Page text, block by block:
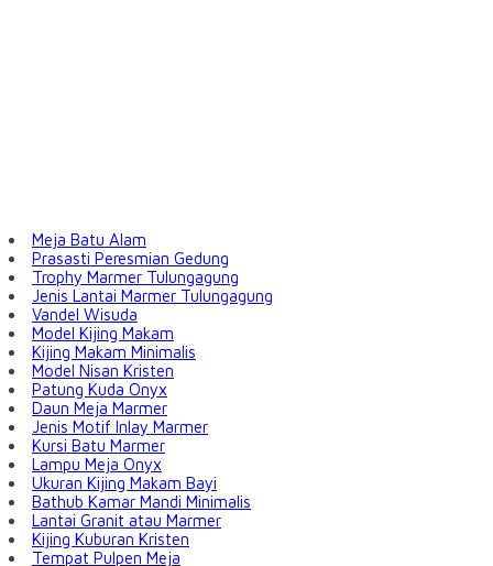
Meja Batu Alam
Prasasti Peresmian Gedung
Trophy Marmer Tulungagung
Jenis Lantai Marmer Tulungagung
Vandel Wisuda
Model Kijing Makam
Kijing Makam Minimalis
Model Nisan Kristen
Patung Kuda Onyx
Daun Meja Marmer
Jenis Motif Inlay Marmer
Kursi Batu Marmer
Lampu Meja Onyx
Ukuran Kijing Makam Bayi
Bathub Kamar Mandi Minimalis
Lantai Granit atau Marmer
Kijing Kuburan Kristen
Tempat Pulpen Meja